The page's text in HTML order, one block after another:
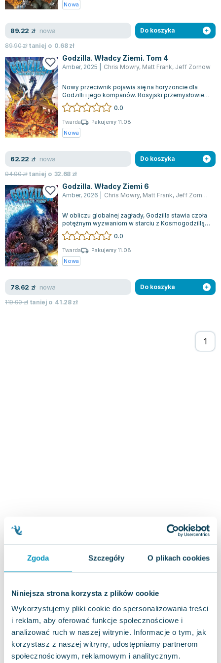
Zgoda Szczegóły O plikach cookies
Niniejsza strona korzysta z plików cookie
Wykorzystujemy pliki cookie do spersonalizowania treści
i reklam, aby oferować funkcje społecznościowe i
analizować ruch w naszej witrynie. Informacje o tym, jak
korzystasz z naszej witryny, udostępniamy partnerom
społecznościowym, reklamowym i analitycznym.
Książki do nauk przyrodniczych dla studentów
Książki do nauk społecznych dla studentów
Książki do nauk ścisłych dla studentów
Prawo - książki dla studentów
Technologia żywności - książki
Zarządzanie i marketing - książki
Nauka języków obcych - książki
Podręczniki dla nauczycieli - metodyka
Repetytoria, testy i materiały pomocnicze
Wanda Chotomska
Józef Ignacy Kraszewski
Clive Staples Lewis
Martyna Wojciechowska
Melissa De la Cruz
Blanka Lipińska
Jaś Kapela
Agatha Christie
Marcin Kowalczyk
Piotr Zychowicz
Joanna Jabłczyńska
Piotr Kościelny
Jan Piński
Zygmunt Freud
Agata Passent
Michel Moran
Katarzyna Miller
Antoine de Saint Exupery
Leszek Czarnecki
Janina Zającówna
Anna Prus (oprac.)
Agnieszka Maciąg
Barbara Wrzesińska
Terry Pratchett
Virginia Woolf
Nowa
89.22 zł nowa
89.90złtaniej o 0.68zł
Do koszyka
Godzilla. Władcy Ziemi. Tom 4
Amber, 2025 Chris Mowry, Matt Frank, Jeff Zornow
Nowy przeciwnik pojawia się na horyzoncie dla
Godzilli i jego kompanów. Rosyjski przemysłowiec
planuje wyeliminować gigantyczne po...
0.0
Twarda
Pakujemy 11.08
Nowa
62.22 zł nowa
94.90złtaniej o 32.68 zł
Do koszyka
Godzilla. Władcy Ziemi 6
Amber, 2026 Chris Mowry, Matt Frank, Jeff Zornow
W obliczu globalnej zagłady, Godzilla stawia czoła
potężnym wyzwaniom w starciu z Kosmogodzillą
w Los Angeles. Tym razem Cryogowie...
0.0
Twarda
Pakujemy 11.08
Nowa
78.62 zł nowa
119.90zł taniej o 41.28zł
Do koszyka